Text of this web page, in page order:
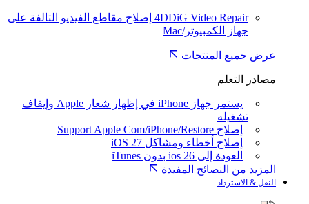
4DDiG Video Repair إصلاح مقاطع الفيديو التالفة على
جهاز الكمبيوتر/Mac
عرض جميع المنتجات
مصادر التعلم
يستمر جهاز iPhone في إظهار شعار Apple وإيقاف
تشغيله
إصلاح Support Apple Com/iPhone/Restore
إصلاح أخطاء ومشاكل iOS 27
العودة إلى ios 26 بدون iTunes
المزيد من النصائح المفيدة
النقل & الاسترداد